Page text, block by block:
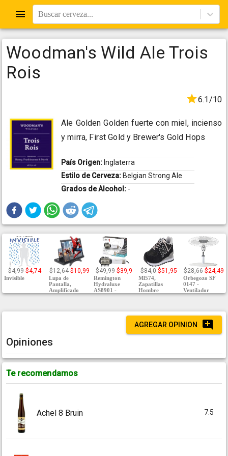
Buscar cerveza...
Woodman's Wild Ale Trois
Rois
6.1/10
Ale Golden Golden fuerte con miel, incienso
y mirra, First Gold y Brewer's Gold Hops
País Origen: Inglaterra
Estilo de Cerveza: Belgian Strong Ale
Grados de Alcohol: -
$4,99 $4,74
Invisible
$12,64 $10,99
Lupa de
Pantalla,
Amplificado
$49,99 $39,9
Remington
Hydraluxe
AS8901 -
$84,0 $51,95
Ml574,
Zapatillas
Hombre
$28,66 $24,49
Orbegozo SF
0147 -
Ventilador
AGREGAR OPINION
Opiniones
Te recomendamos
Achel 8 Bruin 7.5